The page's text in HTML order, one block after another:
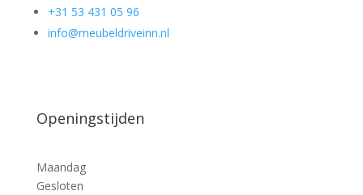
+31 53 431 05 96
info@meubeldriveinn.nl
Openingstijden
Maandag
Gesloten